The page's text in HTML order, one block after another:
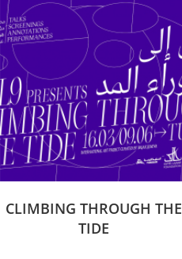
CLIMBING THROUGH THE
TIDE